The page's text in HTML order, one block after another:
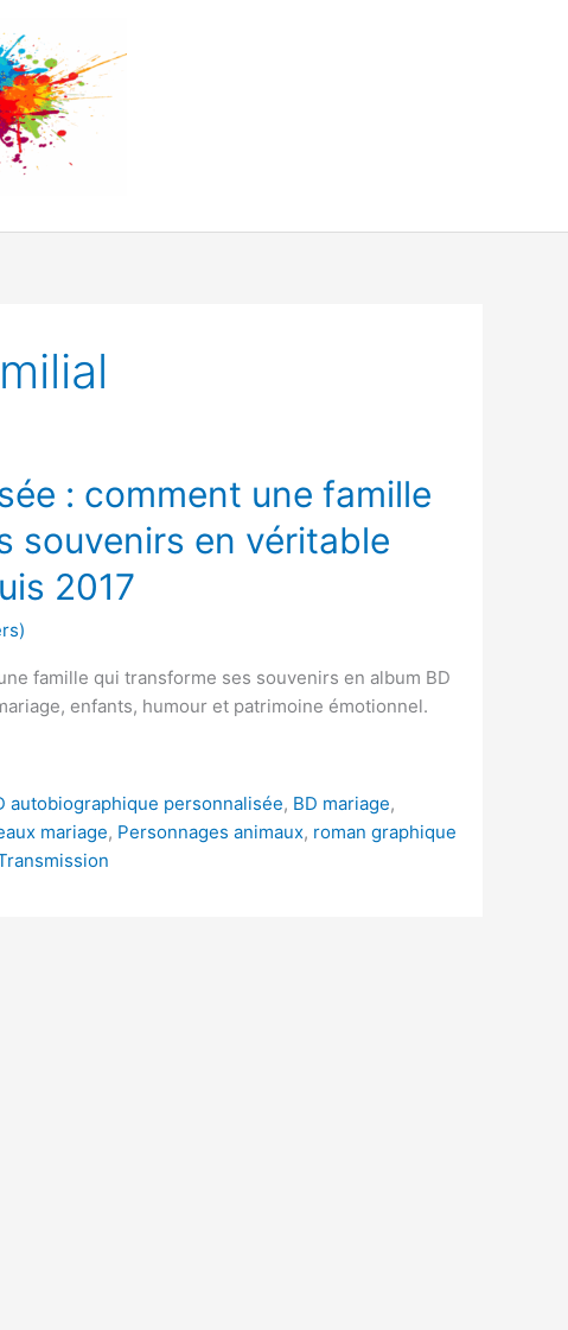
: comment une famille
souvenirs en véritable
2017
famille qui transforme ses souvenirs en album BD
enfants, humour et patrimoine émotionnel.
autobiographique personnalisée, BD mariage,
mariage, Personnages animaux, roman graphique